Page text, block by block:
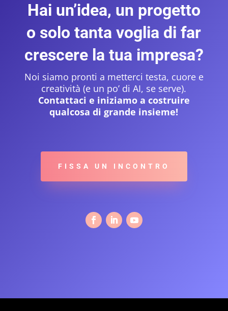
Hai un’idea, un progetto
o solo tanta voglia di far
crescere la tua impresa?
Noi siamo pronti a metterci testa, cuore e
creatività (e un po’ di AI, se serve).
Contattaci e iniziamo a costruire
qualcosa di grande insieme!
FISSA UN INCONTRO